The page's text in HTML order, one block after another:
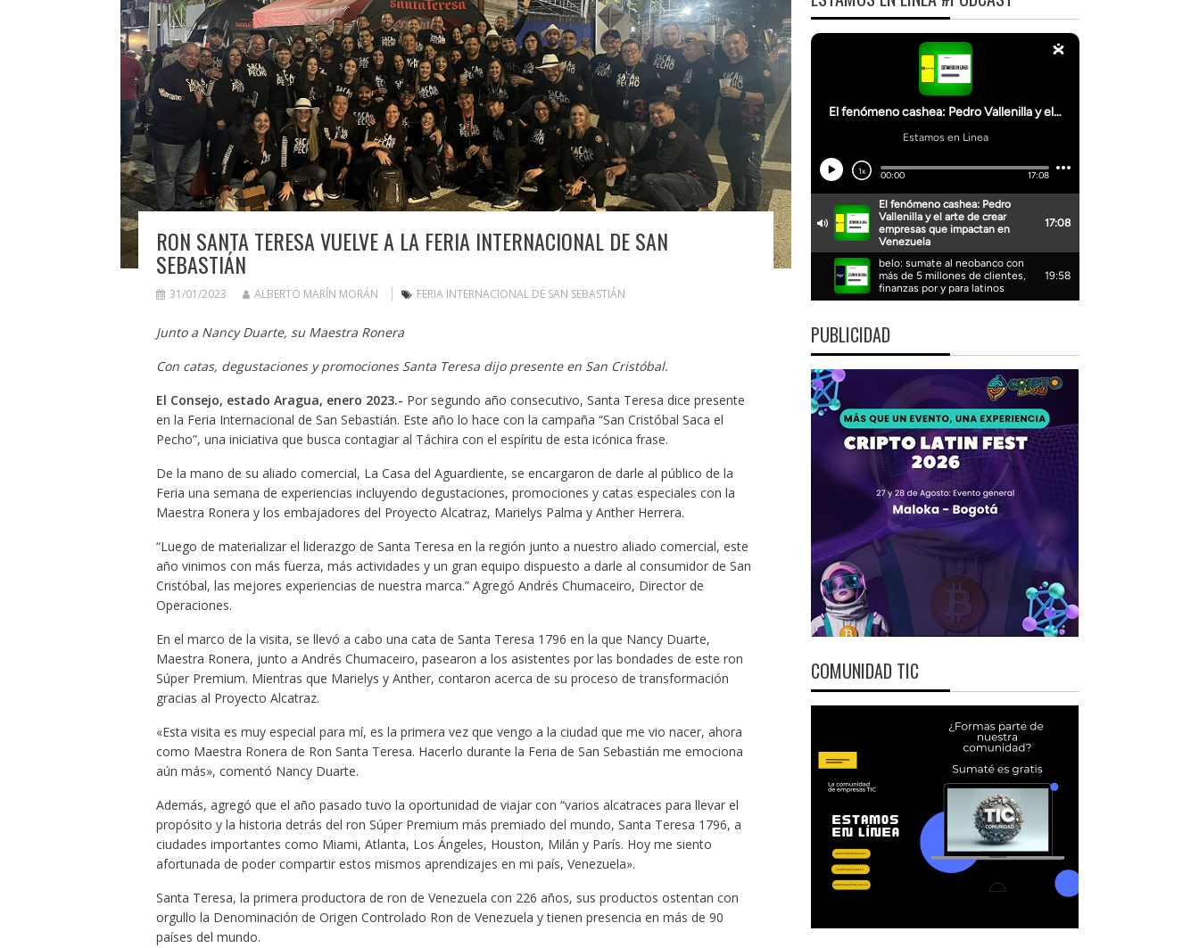
RON SANTA TERESA VUELVE A LA FERIA INTERNACIONAL DE SAN
SEBASTIÁN
31/01/2023 ALBERTO MARÍN MORÁN FERIA INTERNACIONAL DE SAN SEBASTIÁN
Junto a Nancy Duarte, su Maestra Ronera
Con catas, degustaciones y promociones Santa Teresa dijo presente en San Cristóbal.
El Consejo, estado Aragua, enero 2023.- Por segundo año consecutivo, Santa Teresa dice presente
en la Feria Internacional de San Sebastián. Este año lo hace con la campaña “San Cristóbal Saca el
Pecho”, una iniciativa que busca contagiar al Táchira con el espíritu de esta icónica frase.
De la mano de su aliado comercial, La Casa del Aguardiente, se encargaron de darle al público de la
Feria una semana de experiencias incluyendo degustaciones, promociones y catas especiales con la
Maestra Ronera y los embajadores del Proyecto Alcatraz, Marielys Palma y Anther Herrera.
“Luego de materializar el liderazgo de Santa Teresa en la región junto a nuestro aliado comercial, este
año vinimos con más fuerza, más actividades y un gran equipo dispuesto a darle al consumidor de San
Cristóbal, las mejores experiencias de nuestra marca.” Agregó Andrés Chumaceiro, Director de
Operaciones.
En el marco de la visita, se llevó a cabo una cata de Santa Teresa 1796 en la que Nancy Duarte,
Maestra Ronera, junto a Andrés Chumaceiro, pasearon a los asistentes por las bondades de este ron
Súper Premium. Mientras que Marielys y Anther, contaron acerca de su proceso de transformación
gracias al Proyecto Alcatraz.
«Esta visita es muy especial para mí, es la primera vez que vengo a la ciudad que me vio nacer, ahora
como Maestra Ronera de Ron Santa Teresa. Hacerlo durante la Feria de San Sebastián me emociona
aún más», comentó Nancy Duarte.
Además, agregó que el año pasado tuvo la oportunidad de viajar con “varios alcatraces para llevar el
propósito y la historia detrás del ron Súper Premium más premiado del mundo, Santa Teresa 1796, a
ciudades importantes como Miami, Atlanta, Los Ángeles, Houston, Milán y París. Hoy me siento
afortunada de poder compartir estos mismos aprendizajes en mi país, Venezuela».
Santa Teresa, la primera productora de ron de Venezuela con 226 años, sus productos ostentan con
orgullo la Denominación de Origen Controlado Ron de Venezuela y tienen presencia en más de 90
países del mundo.
PUBLICIDAD
COMUNIDAD TIC